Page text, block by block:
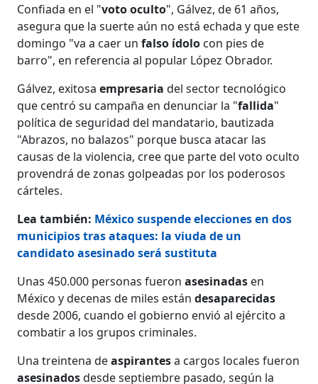
Confiada en el "votooculto", Gálvez, de 61 años,
asegura que la suerte aún no está echada y que este
domingo "va a caer unfalso ídolo con pies de
barro", en referencia al popular López Obrador.
Gálvez, exitosaempresaria del sector tecnológico
que centró su campaña en denunciar la "fallida"
política de seguridad del mandatario, bautizada
"Abrazos, no balazos" porque busca atacar las
causas de la violencia, cree que parte del voto oculto
provendrá de zonas golpeadas por los poderosos
cárteles.
Lea también: México suspende elecciones en dos
municipios tras ataques: la viuda de un
candidato asesinado será sustituta
Unas 450.000 personas fueronasesinadas en
México y decenas de miles estándesaparecidas
desde 2006, cuando el gobierno envió al ejército a
combatir a los grupos criminales.
Una treintena deaspirantesa cargos locales fueron
asesinadosdesde septiembre pasado, según la